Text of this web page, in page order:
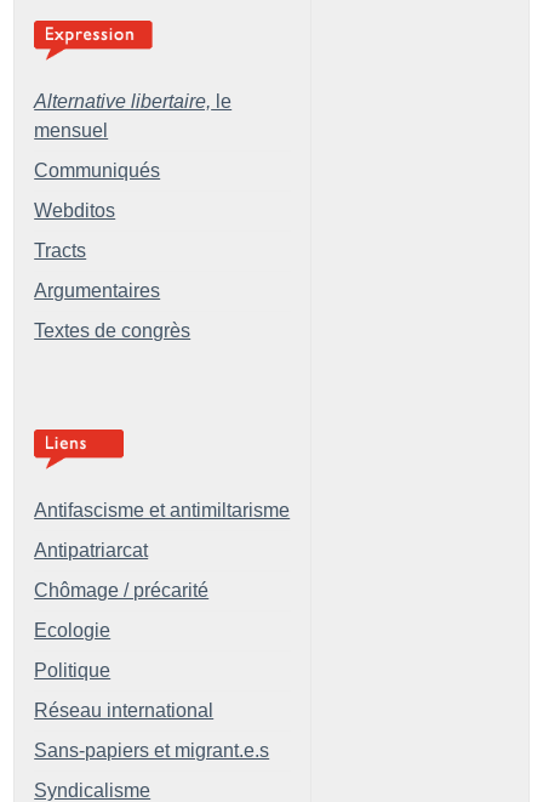
Alternative libertaire, le
mensuel
Communiqués
Webditos
Tracts
Argumentaires
Textes de congrès
Antifascisme et antimiltarisme
Antipatriarcat
Chômage / précarité
Ecologie
Politique
Réseau international
Sans-papiers et migrant.e.s
Syndicalisme